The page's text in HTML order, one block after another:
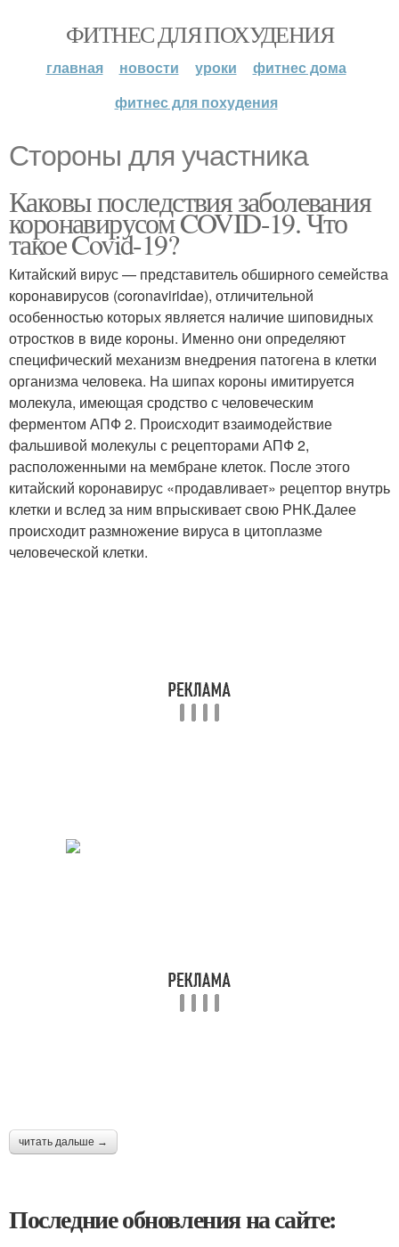
ФИТНЕС ДЛЯ ПОХУДЕНИЯ
главная новости уроки
фитнес дома
фитнес для похудения
Стороны для участника
Каковы последствия заболевания
коронавирусом COVID-19. Что
такое Covid-19?
Китайский вирус — представитель обширного семейства
коронавирусов (coronaviridae), отличительной
особенностью которых является наличие шиповидных
отростков в виде короны. Именно они определяют
специфический механизм внедрения патогена в клетки
организма человека. На шипах короны имитируется
молекула, имеющая сродство с человеческим
ферментом АПФ 2. Происходит взаимодействие
фальшивой молекулы с рецепторами АПФ 2,
расположенными на мембране клеток. После этого
китайский коронавирус «продавливает» рецептор внутрь
клетки и вслед за ним впрыскивает свою РНК.Далее
происходит размножение вируса в цитоплазме
человеческой клетки.
читать дальше →
Последние обновления на сайте: